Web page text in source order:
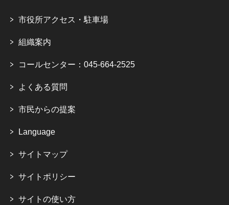
市役所アクセス・駐車場
組織案内
コールセンター：045-664-2525
よくある質問
市民からの提案
Language
サイトマップ
サイトポリシー
サイトの使い方